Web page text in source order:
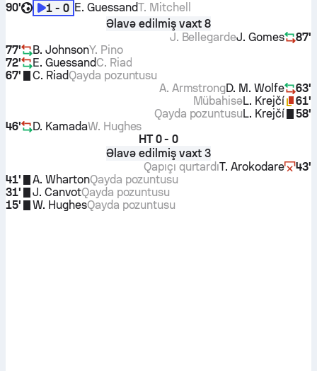
90'
1 - 0 E. GuessandT. Mitchell
Əlavə edilmiş vaxt 8
87'
J. Gomes
J. Bellegarde
77'
B. JohnsonY. Pino
72'
E. GuessandC. Riad
67'
C. RiadQayda pozuntusu
63'
D. M. Wolfe
A. Armstrong
61'
L. Krejčí
Mübahisə
58'
L. Krejčí
Qayda pozuntusu
46'
D. KamadaW. Hughes
HT 0 - 0
Əlavə edilmiş vaxt 3
43'
T. Arokodare
Qapıçı qurtardı
41'
A. WhartonQayda pozuntusu
31'
J. CanvotQayda pozuntusu
15'
W. HughesQayda pozuntusu